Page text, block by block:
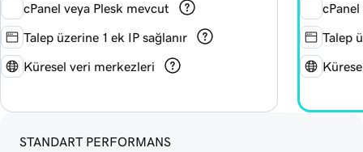
cPanel veya Plesk mevcut
Talep üzerine 1 ek IP sağlanır
Küresel veri merkezleri
Talep
STANDART PERFORMANS